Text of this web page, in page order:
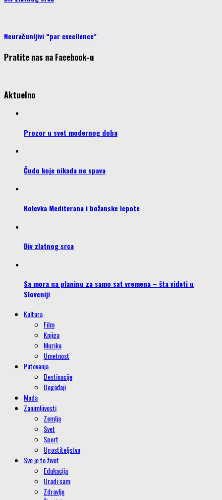
Neuračunljivi “par excellence”
Pratite nas na Facebook-u
Aktuelno
Prozor u svet modernog doba
Čudo koje nikada ne spava
Kolevka Mediterana i božanske lepote
Div zlatnog srca
Sa mora na planinu za samo sat vremena – šta videti u
Sloveniji
Kultura
Film
Knjiga
Muzika
Umetnost
Putovanja
Destinacije
Događaji
Moda
Zanimljivosti
Zemlja
Svet
Sport
Ugostiteljstvo
Sve je to život
Edukacija
Uradi sam
Zdravlje